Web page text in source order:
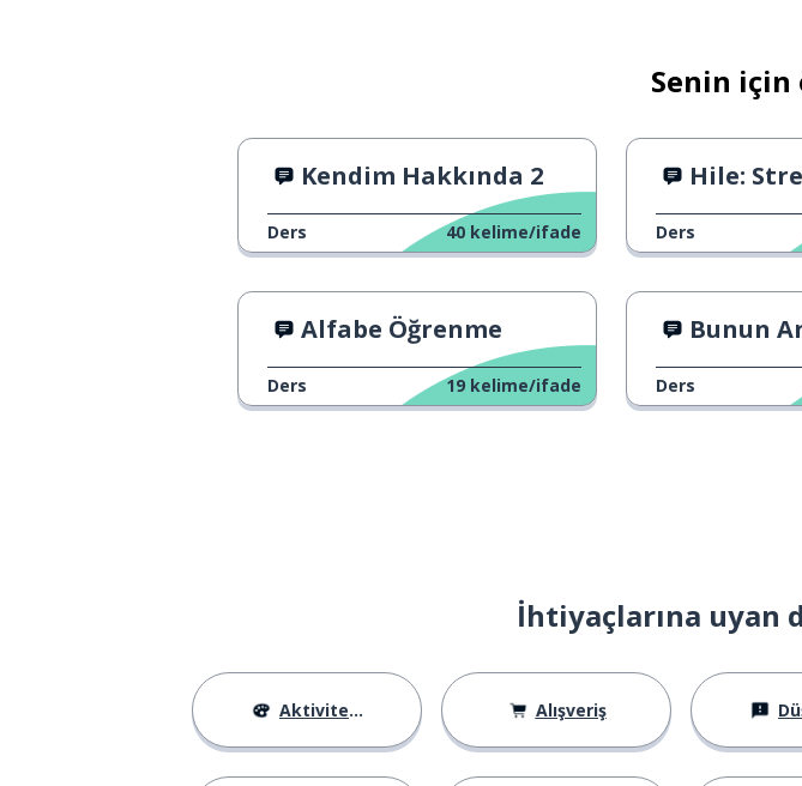
Senin
Kendim Hakkında 2
Ders 40 kelime/ifade
Hile:
Ders
Alfabe Öğrenme
Ders 19 kelime/ifade
Bunun
Ders
İhtiyaçlarına uyan
Aktiviteler Alışveriş